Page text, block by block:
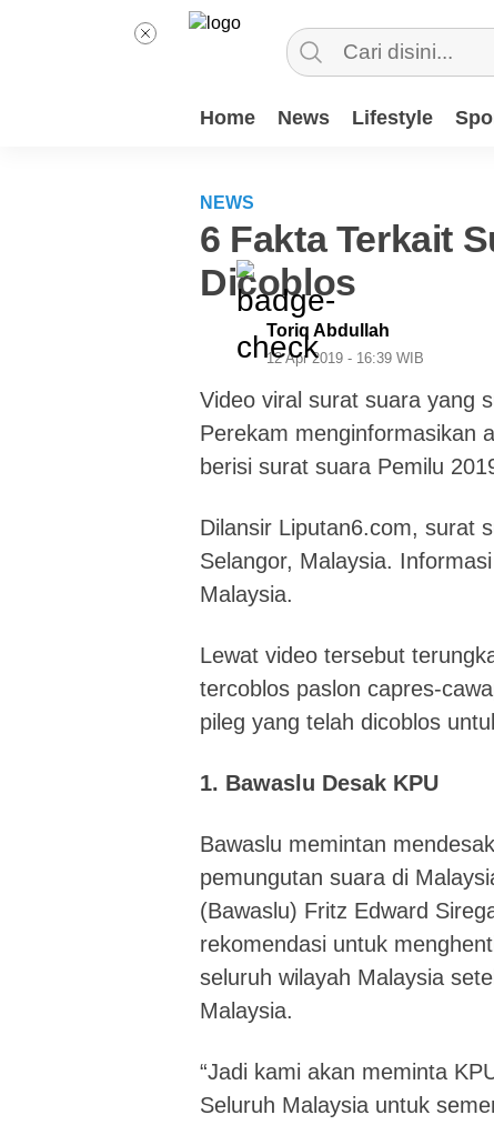
Home News Lifestyle
NEWS
6 Fakta Terkait
Dicoblos
Toriq Abdullah
12 Apr 2019 - 16:39 WIB
Video viral surat suara yang
Perekam menginformasikan
berisi surat suara Pemilu
Dilansir Liputan6.com, surat
Selangor, Malaysia.
Malaysia.
Lewat video tersebut
tercoblos paslon capres-
pileg yang telah dicoblos
1. Bawaslu Desak KPU
Bawaslu memintan
pemungutan suara di
(Bawaslu) Fritz Edward
rekomendasi untuk
seluruh wilayah Malaysia
Malaysia.
“Jadi kami akan meminta
Seluruh Malaysia untuk